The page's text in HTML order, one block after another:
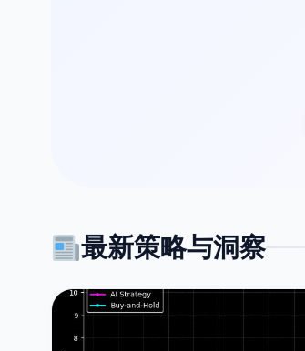
最新策略与洞察